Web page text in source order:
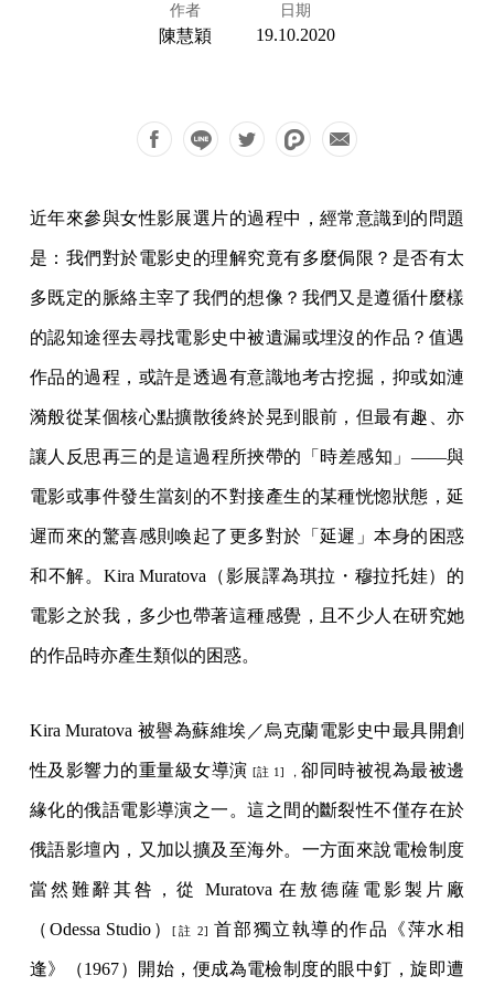
作者
陳慧穎
日期
19.10.2020
近年來參與女性影展選片的過程中，經常意識到的問題
是：我們對於電影史的理解究竟有多麼侷限？是否有太
多既定的脈絡主宰了我們的想像？我們又是遵循什麼樣
的認知途徑去尋找電影史中被遺漏或埋沒的作品？值遇
作品的過程，或許是透過有意識地考古挖掘，抑或如漣
漪般從某個核心點擴散後終於晃到眼前，但最有趣、亦
讓人反思再三的是這過程所挾帶的「時差感知」——與
電影或事件發生當刻的不對接產生的某種恍惚狀態，延
遲而來的驚喜感則喚起了更多對於「延遲」本身的困惑
和不解。Kira Muratova（影展譯為琪拉・穆拉托娃）的
電影之於我，多少也帶著這種感覺，且不少人在研究她
的作品時亦產生類似的困惑。
Kira Muratova 被譽為蘇維埃／烏克蘭電影史中最具開創
性及影響力的重量級女導演 [註 1] ，卻同時被視為最被邊
緣化的俄語電影導演之一。這之間的斷裂性不僅存在於
俄語影壇內，又加以擴及至海外。一方面來說電檢制度
當然難辭其咎，從 Muratova 在敖德薩電影製片廠
（Odessa Studio）[註 2] 首部獨立執導的作品《萍水相
逢》（1967）開始，便成為電檢制度的眼中釘，旋即遭